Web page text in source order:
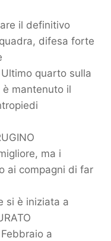
il definitivo
difesa forte
quarto sulla
mantenuto il
ma i
ai compagni di far
si è iniziata a
a